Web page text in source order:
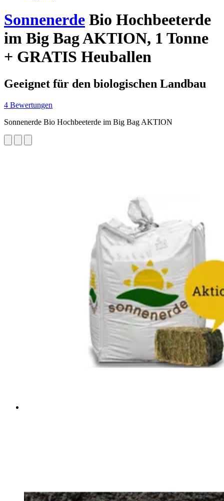
Sonnenerde Bio Hochbeeterde
im Big Bag AKTION, 1 Tonne
+ GRATIS Heuballen
Geeignet für den biologischen Landbau
4 Bewertungen
Sonnenerde Bio Hochbeeterde im Big Bag AKTION